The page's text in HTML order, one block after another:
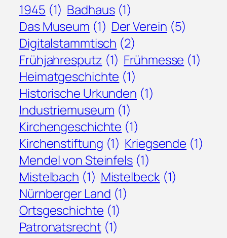
1945 (1) Badhaus (1)
Das Museum (1) Der Verein (5)
Digitalstammtisch (2)
Frühjahresputz (1) Frühmesse (1)
Heimatgeschichte (1)
Historische Urkunden (1)
Industriemuseum (1)
Kirchengeschichte (1)
Kirchenstiftung (1) Kriegsende (1)
Mendel von Steinfels (1)
Mistelbach (1) Mistelbeck (1)
Nürnberger Land (1)
Ortsgeschichte (1)
Patronatsrecht (1)